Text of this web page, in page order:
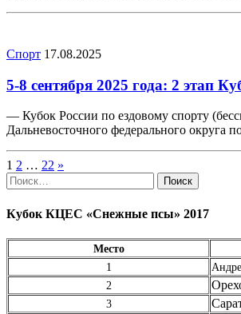
Спорт 17.08.2025
5-8 сентября 2025 года: 2 этап
— Кубок России по ездовому спорту
Дальневосточного федерального
Пагинация
записей
1 2 … 22 »
Найти:
Кубок КЦЕС «Снежные псы» 2017
Место
1
2
3